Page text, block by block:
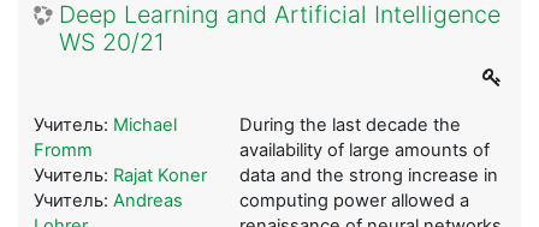
Deep Learning and Artificial Intelligence
WS 20/21
During the last decade the
availability of large amounts of
data and the strong increase in
computing power allowed a
Учитель: Michael
Fromm
Учитель: Rajat Koner
Учитель: Andreas